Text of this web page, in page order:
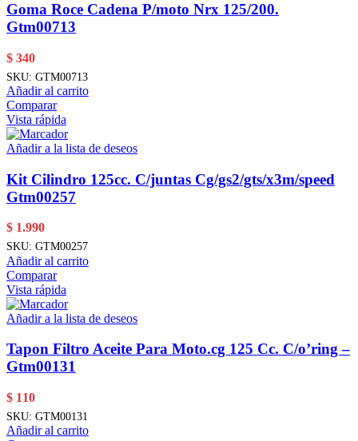
Goma Roce Cadena P/moto Nrx 125/200.
Gtm00713
$ 340
SKU: GTM00713
Añadir al carrito
Comparar
Vista rápida
Añadir a la lista de deseos
Kit Cilindro 125cc. C/juntas Cg/gs2/gts/x3m/speed
Gtm00257
$ 1.990
SKU: GTM00257
Añadir al carrito
Comparar
Vista rápida
Añadir a la lista de deseos
Tapon Filtro Aceite Para Moto.cg 125 Cc. C/o’ring –
Gtm00131
$ 110
SKU: GTM00131
Añadir al carrito